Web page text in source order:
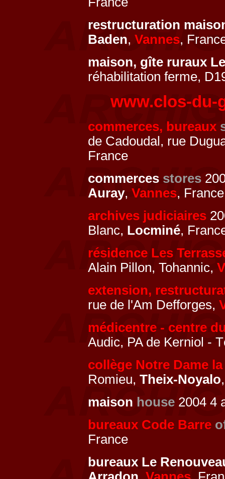
restructuration
Baden, Vannes,
maison, gîte ruraux
réhabilitation ferme,
www.clos-du-
commerces, bureaux
de Cadoudal, rue
France
commerces stores
Auray, Vannes, France
archives judiciaires
Blanc, Locminé,
résidence Les
Alain Pillon, Tohannic,
extension,
rue de l'Am Defforges,
médicentre - centre
Audic, PA de Kerniol -
collège Notre Dame
Romieu, Theix-Noyalo
maison house 2004 4
bureaux Code Barre
France
bureaux Le